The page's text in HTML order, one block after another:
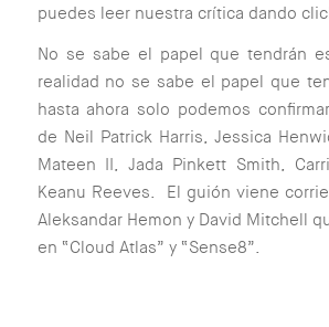
puedes leer nuestra crítica dando
No se sabe el papel que tendrán
realidad no se sabe el papel que
hasta ahora solo podemos
de Neil Patrick Harris, Jessica
Mateen II, Jada Pinkett Smith,
Keanu Reeves. El guión viene
Aleksandar Hemon y David Mitchell
en “Cloud Atlas” y “Sense8”.